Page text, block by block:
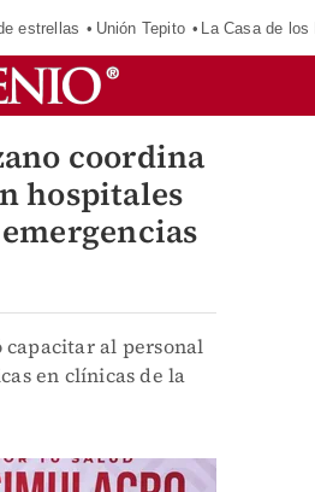
estrellas Unión Tepito La Casa de los
coordina
hospitales
al personal
en clínicas de la